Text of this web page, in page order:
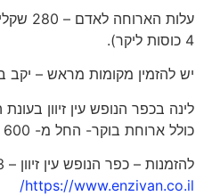
יש להזמין מקומות מראש – יקב בהט בעין
לינה בכפר הנופש עין זיוון בעונת
כולל ארוחת בוקר- החל מ- 600 שקלים.
להזמנות – כפר הנופש עין זיוון – 073-7599793,
https://www.enzivan.co.il/